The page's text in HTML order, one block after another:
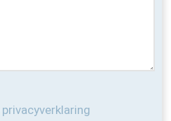
privacyverklaring